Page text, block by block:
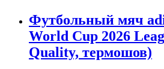
Футбольный мяч
World Cup 2026
Quality, термошов)